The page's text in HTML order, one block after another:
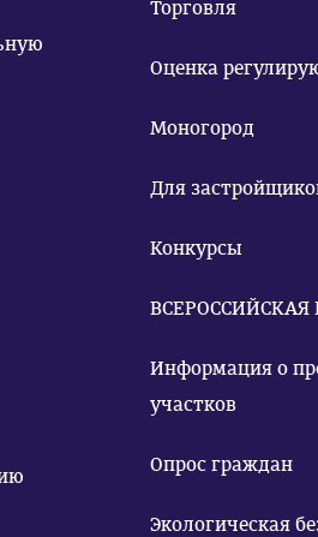
Торговля
Оценка
Моногород
Для
Конкурсы
Информация о
участков
Опрос граждан
Экологическая